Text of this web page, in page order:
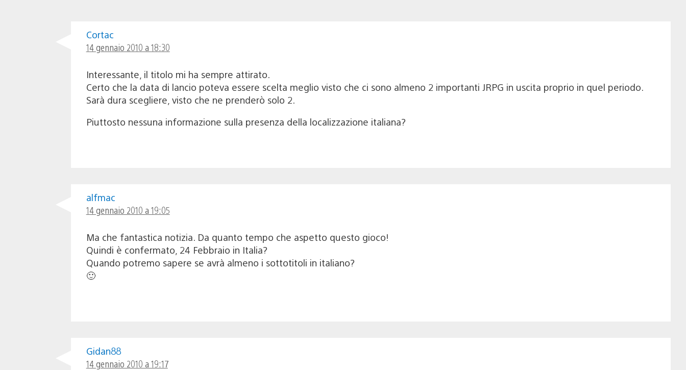
Cortac
14 gennaio 2010 a 18:30
Interessante, il titolo mi ha sempre attirato.
Certo che la data di lancio poteva essere scelta meglio visto che ci sono almeno 2 importanti JRPG in uscita proprio in quel periodo.
Sarà dura scegliere, visto che ne prenderò solo 2.
Piuttosto nessuna informazione sulla presenza della localizzazione italiana?
alfmac
14 gennaio 2010 a 19:05
Ma che fantastica notizia. Da quanto tempo che aspetto questo gioco!
Quindi è confermato, 24 Febbraio in Italia?
Quando potremo sapere se avrà almeno i sottotitoli in italiano?
🙂
Gidan88
14 gennaio 2010 a 19:17